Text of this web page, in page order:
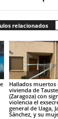
relacionados
Hallados muertos
vivienda de Tauste
(Zaragoza) con
violencia el
general de Uaga,
Sánchez, y su